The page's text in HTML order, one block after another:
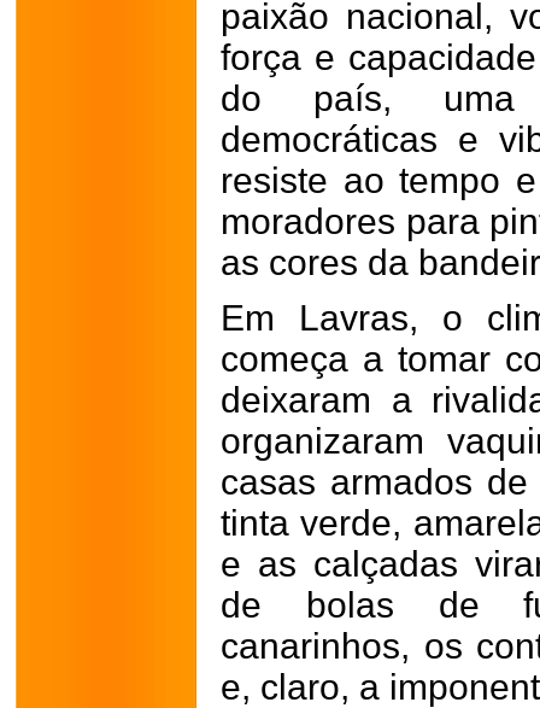
paixão nacional,
força e
do país, uma
democráticas e
resiste ao tempo
moradores para
as cores da
Em Lavras, o
começa a tomar
deixaram a
organizaram
casas armados
tinta verde,
e as calçadas
de bolas de
canarinhos, os
e, claro, a